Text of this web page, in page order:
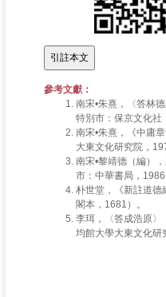
參考文獻：
南宋•朱熹，〈答林
特別市：保京文化社
南宋•朱熹，《中庸
大東文化研究院，
南宋•黎靖德（編）
市：中華書局，1986
朴世堂，《新註道德
閣本，1681）。
李珥，〈答成浩原〉
均館大學大東文化研